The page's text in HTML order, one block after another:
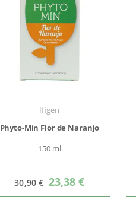
Ifigen
Phyto-Min Flor de Naranjo
150 ml
30,90 € Precio
especial
23,38 €